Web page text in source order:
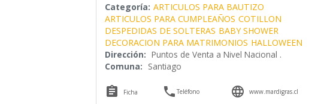
Categoría: ARTICULOS PARA BAUTIZO
ARTICULOS PARA CUMPLEAÑOS COTILLON
DESPEDIDAS DE SOLTERAS BABY SHOWER
DECORACION PARA MATRIMONIOS HALLOWEEN
Dirección: Puntos de Venta a Nivel Nacional .
Comuna: Santiago
 Ficha Teléfono  www.mardigras.cl